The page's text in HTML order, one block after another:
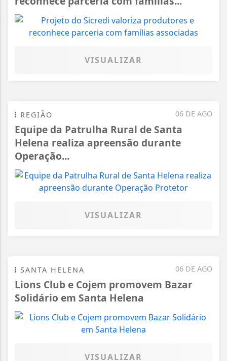
VISUALIZAR
06 DE AGO
REGIÃO
Equipe da Patrulha Rural de Santa
Helena realiza apreensão durante
Operação...
VISUALIZAR
06 DE AGO
SANTA HELENA
Lions Club e Cojem promovem Bazar
Solidário em Santa Helena
VISUALIZAR